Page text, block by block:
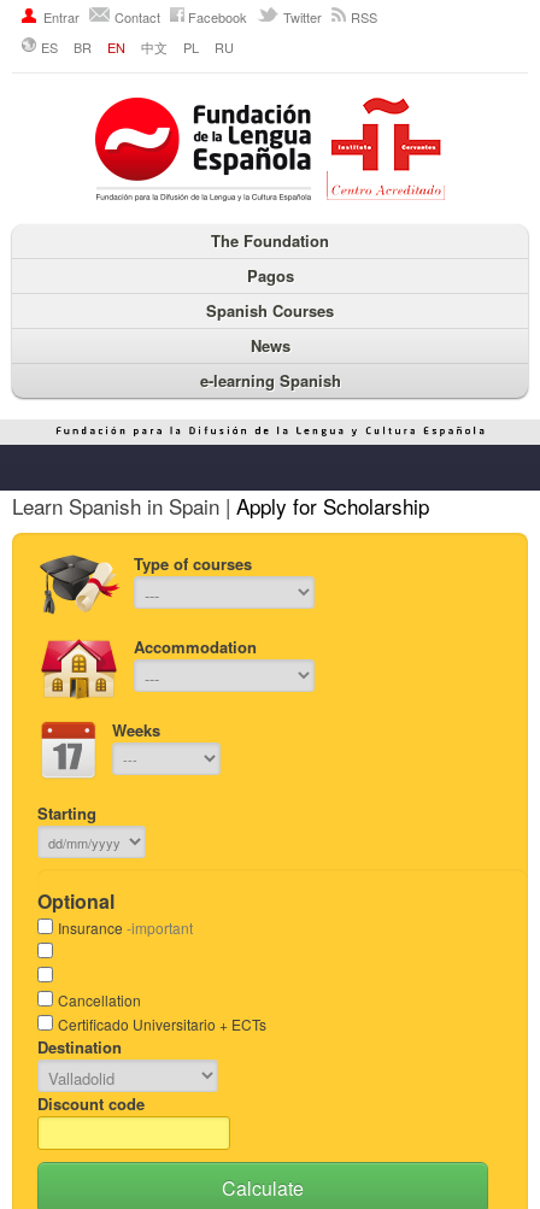
Entrar Contact Facebook Twitter
RSS
ES
BR EN 中文 PL RU
The Foundation
Pagos
Spanish Courses
News
e-learning Spanish
Learn Spanish in Spain | Apply for Scholarship
Type of courses
Accommodation
Weeks
Starting
Optional
Insurance -important
Cancellation
Certificado Universitario + ECTs
Destination
Discount code
Calculate